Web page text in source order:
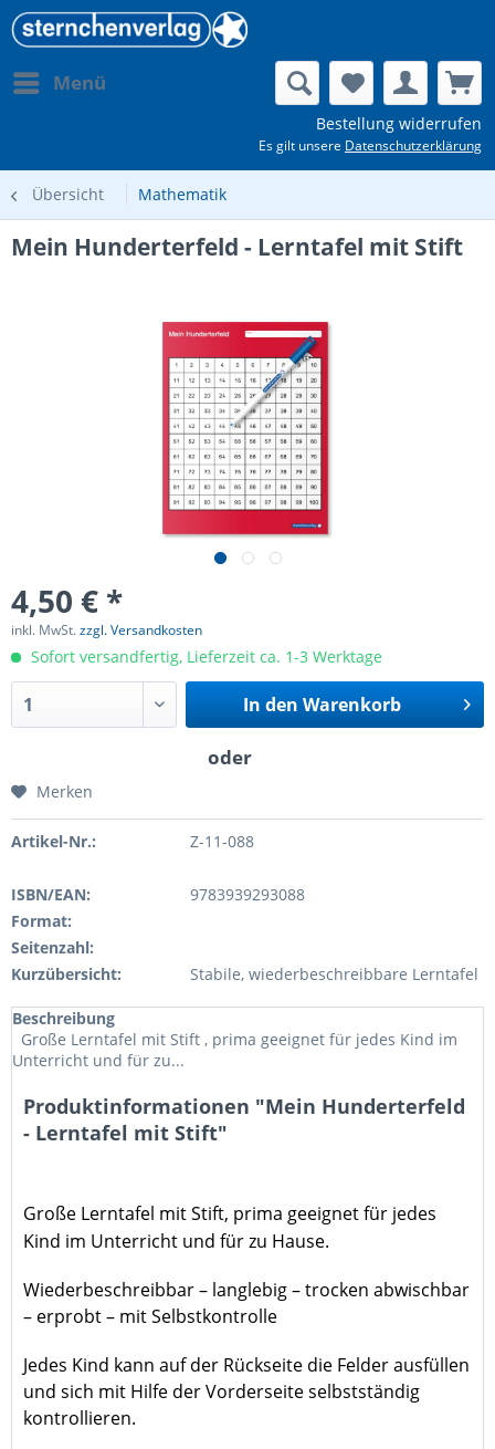
Menü
Bestellung widerrufen
Es gilt unsere Datenschutzerklärung
Übersicht Mathematik
Mein Hunderterfeld - Lerntafel mit Stift
4,50 € *
inkl. MwSt.zzgl. Versandkosten
Sofort versandfertig, Lieferzeit ca. 1-3 Werktage
In den Warenkorb
Merken
Artikel-Nr.: Z-11-088
ISBN/EAN:
9783939293088
Format:
Seitenzahl:
Kurzübersicht:
Stabile, wiederbeschreibbare Lerntafel
Beschreibung
Große Lerntafel mit Stift , prima geeignet für jedes Kind im
Unterricht und für zu...
Produktinformationen "Mein Hunderterfeld
- Lerntafel mit Stift"
Große Lerntafel mit Stift, prima geeignet für jedes
Kind im Unterricht und für zu Hause.
Wiederbeschreibbar – langlebig – trocken abwischbar
– erprobt – mit Selbstkontrolle
Jedes Kind kann auf der Rückseite die Felder ausfüllen
und sich mit Hilfe der Vorderseite selbstständig
kontrollieren.